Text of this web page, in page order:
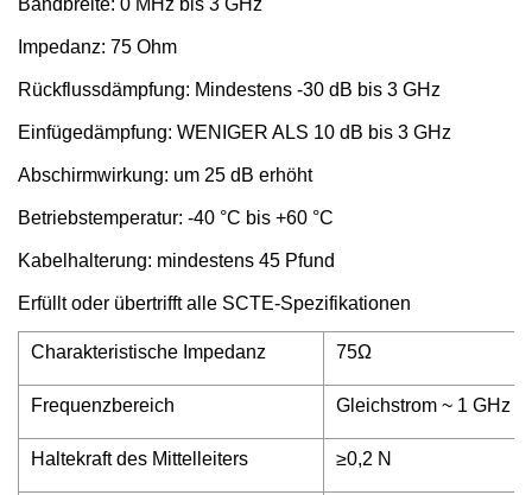
Bandbreite: 0 MHz bis 3 GHz
Impedanz: 75 Ohm
Rückflussdämpfung: Mindestens -30 dB bis 3 GHz
Einfügedämpfung: WENIGER ALS 10 dB bis 3 GHz
Abschirmwirkung: um 25 dB erhöht
Betriebstemperatur: -40 °C bis +60 °C
Kabelhalterung: mindestens 45 Pfund
Erfüllt oder übertrifft alle SCTE-Spezifikationen
Charakteristische Impedanz 75Ω
Frequenzbereich Gleichstrom ~ 1 GHz
Haltekraft des Mittelleiters ≥0,2 N